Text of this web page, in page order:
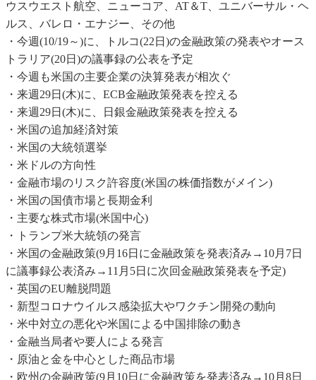
ウスウエスト航空、ニューコア、AT＆T、ユニバーサル・ヘ
ルス、バレロ・エナジー、その他
・今週(10/19～)に、トルコ(22日)の金融政策の発表やオース
トラリア(20日)の議事録の公表を予定
・今週も米国の主要企業の決算発表が相次ぐ
・来週29日(木)に、ECB金融政策発表を控える
・来週29日(木)に、日銀金融政策発表を控える
・米国の追加経済対策
・米国の大統領選挙
・米ドルの方向性
・金融市場のリスク許容度(米国の株価指数がメイン)
・米国の国債市場と長期金利
・主要な株式市場(米国中心)
・トランプ米大統領の発言
・米国の金融政策(9月16日に金融政策を発表済み→10月7日
に議事録公表済み→11月5日に次回金融政策発表を予定)
・英国のEU離脱問題
・新型コロナウイルス感染拡大やワクチン開発の動向
・米中対立の悪化や米国による中国排除の動き
・金融当局者や要人による発言
・原油と金を中心とした商品市場
・欧州の金融政策(9月10日に金融政策を発表済み→10月8日